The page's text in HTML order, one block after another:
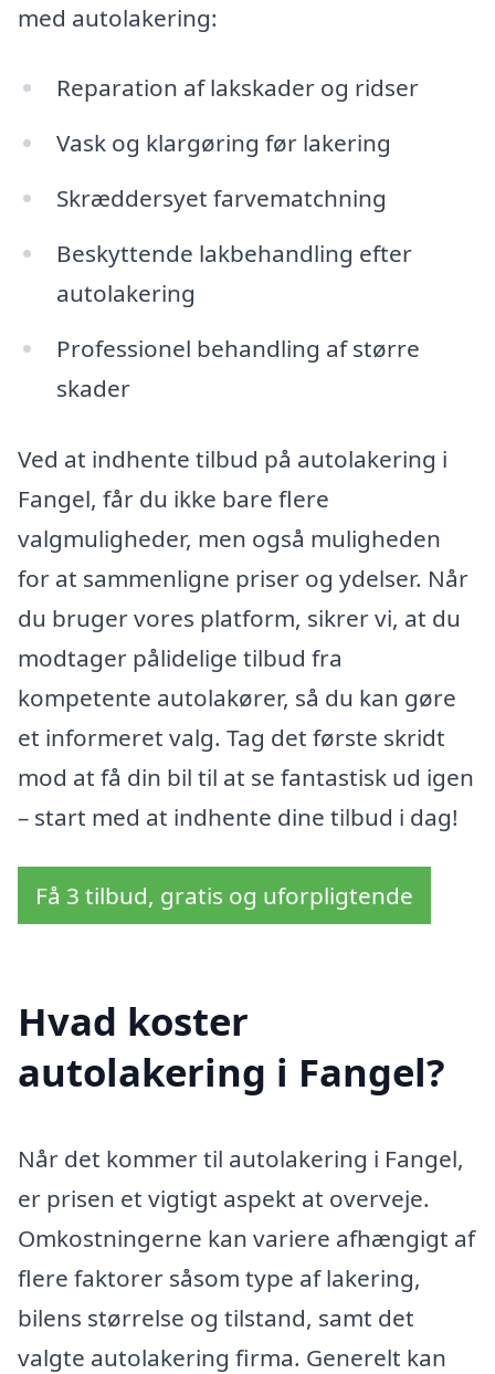
med autolakering:
Reparation af lakskader og ridser
Vask og klargøring før lakering
Skræddersyet farvematchning
Beskyttende lakbehandling efter
autolakering
Professionel behandling af større
skader
Ved at indhente tilbud på autolakering i
Fangel, får du ikke bare flere
valgmuligheder, men også muligheden
for at sammenligne priser og ydelser. Når
du bruger vores platform, sikrer vi, at du
modtager pålidelige tilbud fra
kompetente autolakører, så du kan gøre
et informeret valg. Tag det første skridt
mod at få din bil til at se fantastisk ud igen
– start med at indhente dine tilbud i dag!
Få 3 tilbud, gratis og uforpligtende
Hvad koster
autolakering i Fangel?
Når det kommer til autolakering i Fangel,
er prisen et vigtigt aspekt at overveje.
Omkostningerne kan variere afhængigt af
flere faktorer såsom type af lakering,
bilens størrelse og tilstand, samt det
valgte autolakering firma. Generelt kan